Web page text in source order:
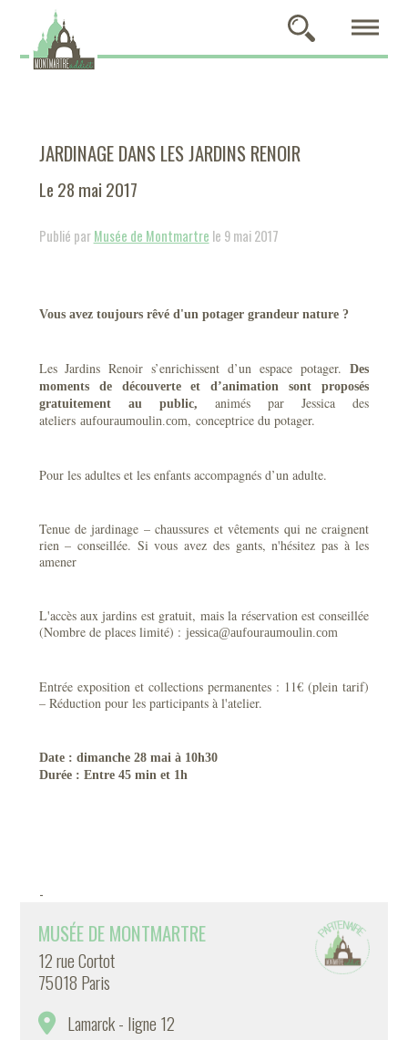
JARDINAGE DANS LES JARDINS RENOIR
Le 28 mai 2017
Publié parMusée de Montmartre le 9 mai 2017
Vous avez toujours rêvé d'un potager grandeur nature ?
Les Jardins Renoir s’enrichissent d’un espace potager.Des
moments de découverte et d’animation sont proposés
gratuitement au public, animés par Jessica des
ateliers aufouraumoulin.com, conceptrice du potager.
Pour les adultes et les enfants accompagnés d’un adulte.
Tenue de jardinage – chaussures et vêtements qui ne craignent
rien – conseillée. Si vous avez des gants, n'hésitez pas à les
amener
L'accès aux jardins est gratuit, mais la réservation est conseillée
(Nombre de places limité) : jessica@aufouraumoulin.com
Entrée exposition et collections permanentes : 11€ (plein tarif)
– Réduction pour les participants à l'atelier.
Date : dimanche 28 mai à 10h30
Durée : Entre 45 min et 1h
-
MUSÉE DE MONTMARTRE
12 rue Cortot
75018 Paris
Lamarck - ligne 12